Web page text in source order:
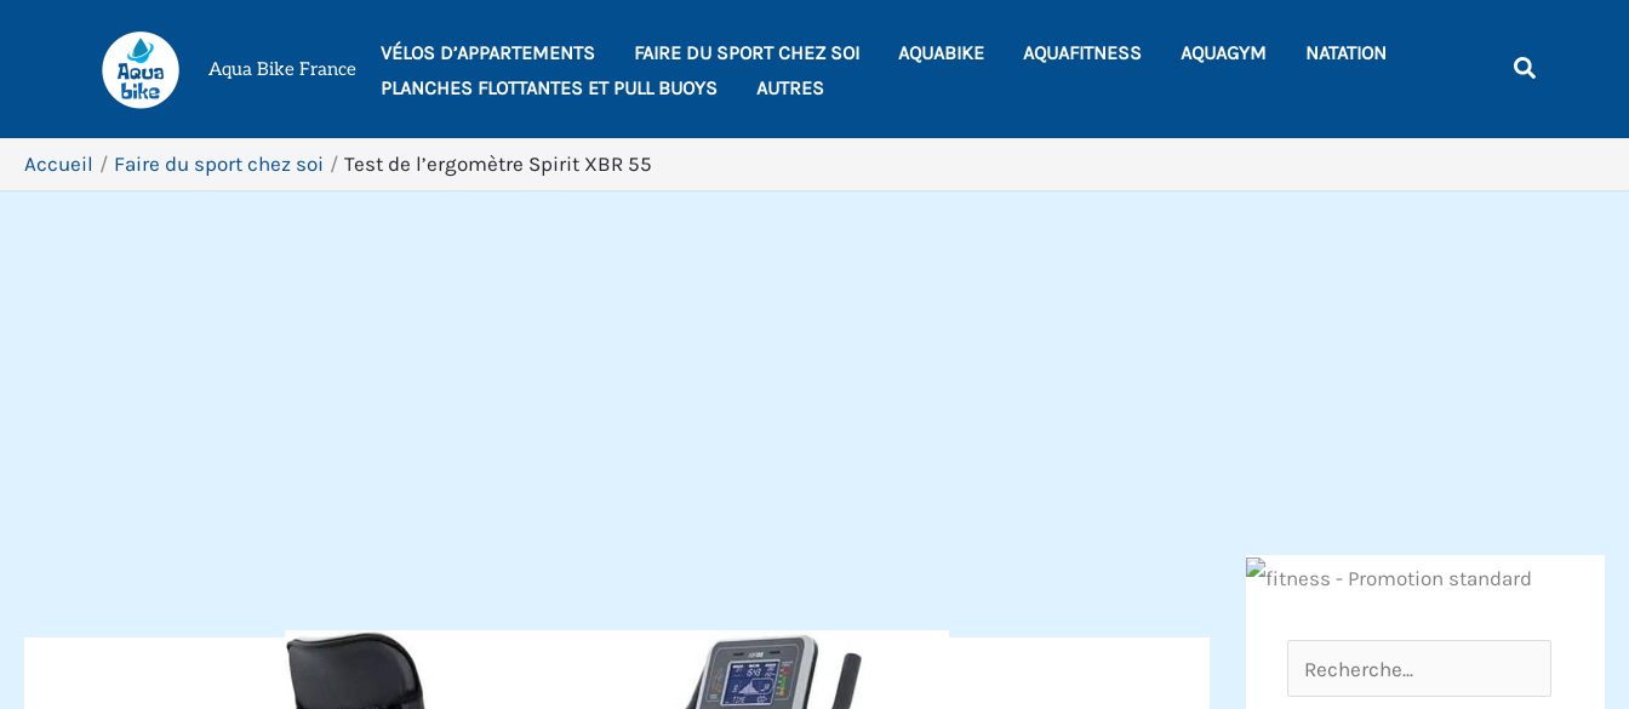
Aqua Bike France
VÉLOS D’APPARTEMENTS FAIRE DU SPORT CHEZ SOI AQUABIKE AQUAFITNESS AQUAGYM
NATATION
PLANCHES FLOTTANTES ET PULL BUOYS
AUTRES
Accueil Faire du sport chez soi Test de l’ergomètre Spirit XBR 55